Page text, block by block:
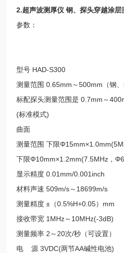
2.超声波测厚仪 钢、探头穿越涂层
参数：
型号 HAD-S300
测量范围 0.65mm ～500mm （钢
标配探头测量范围是 0.7mm ～
(标准模式)
曲面
测量范围 下限
下限Φ10mm×1.2mm(7.5MHz ，
显示精度 0.01mm/0.001inch
材料声速 509m/s～ 18699m/s
测量精度 ± （0.5%H+0.05） mm
接收带宽 1MHz～ 10MHz(-3dB)
测量频率 2 ～ 20次/秒（可设置）
电
源 3VDC(两节AA碱性电池)